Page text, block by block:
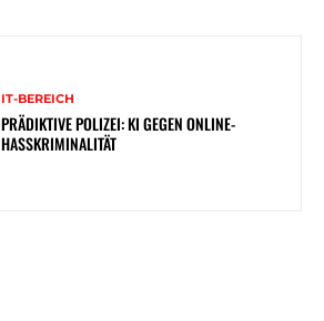
IT-BEREICH
PRÄDIKTIVE POLIZEI: KI GEGEN ONLINE-
HASSKRIMINALITÄT